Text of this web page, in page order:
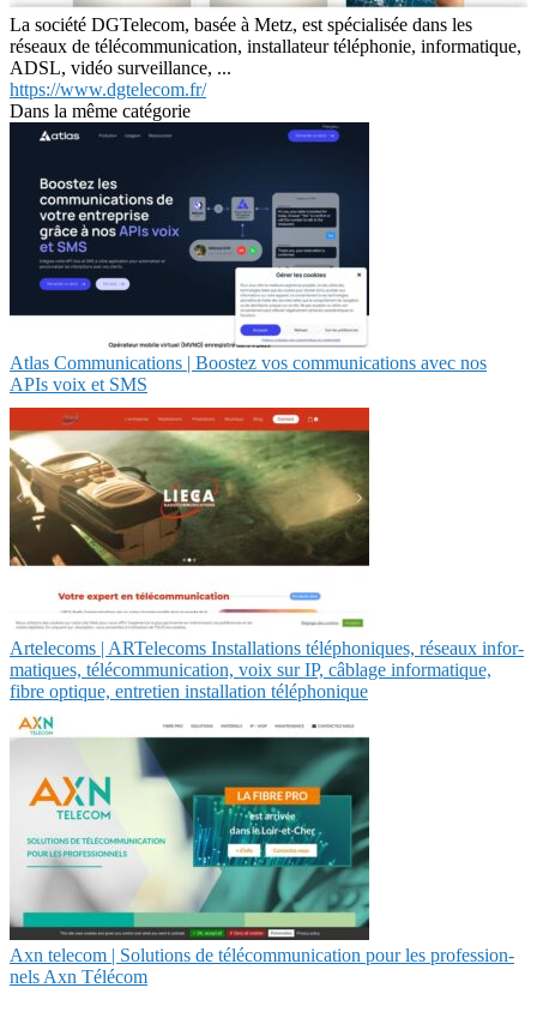
La société DGTelecom, basée à Metz, est spécialisée dans les
réseaux de télécommunication, installateur téléphonie, informatique,
ADSL, vidéo surveillance, ...
https://www.dgtelecom.fr/
Dans la même catégorie
Atlas Communications | Boostez vos communications avec nos
APIs voix et SMS
Artelecoms | ARTelecoms Instal­la­tions téléphoni­ques, réseaux infor­
mati­ques, télécom­munica­tion, voix sur IP, câblage infor­mati­que,
fibre optique, entretien instal­la­tion téléphoni­que
Axn telecom | Solutions de télécom­munica­tion pour les profes­sion­
nels Axn Télécom